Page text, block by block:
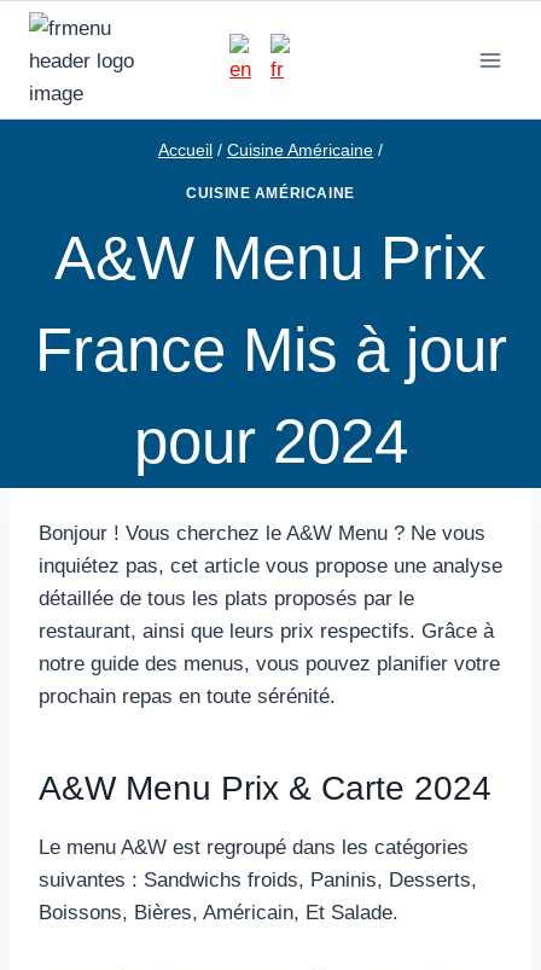
Aller
contenu
Accueil / Cuisine Américaine /
CUISINE AMÉRICAINE
A&W Menu Prix
France Mis à jour
pour 2024
Bonjour ! Vous cherchez le A&W Menu ? Ne vous
inquiétez pas, cet article vous propose une analyse
détaillée de tous les plats proposés par le
restaurant, ainsi que leurs prix respectifs. Grâce à
notre guide des menus, vous pouvez planifier votre
prochain repas en toute sérénité.
A&W Menu Prix & Carte 2024
Le menu A&W est regroupé dans les catégories
suivantes : Sandwichs froids, Paninis, Desserts,
Boissons, Bières, Américain, Et Salade.